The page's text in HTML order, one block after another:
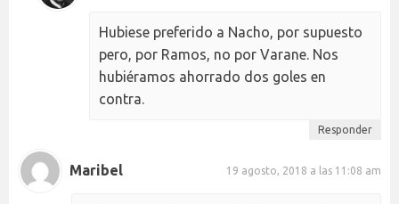
Hubiese preferido a Nacho, por supuesto
pero, por Ramos, no por Varane. Nos
hubiéramos ahorrado dos goles en
contra.
Responder
Maribel 19 agosto, 2018 a las 11:08 am